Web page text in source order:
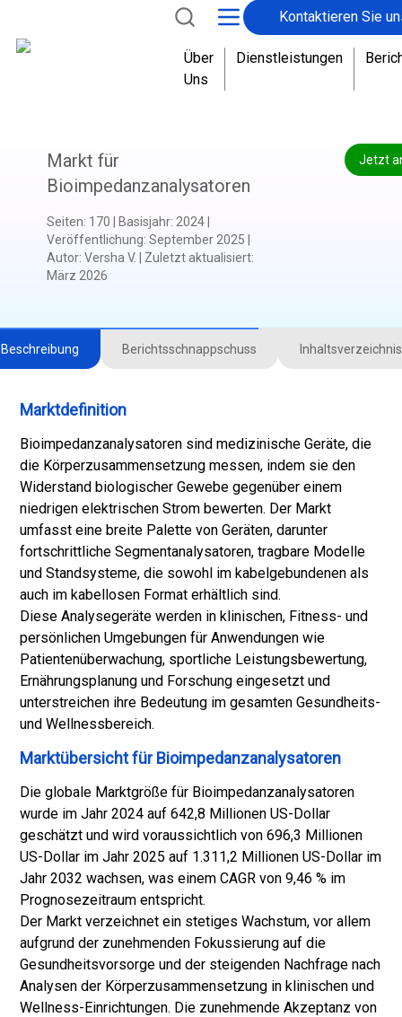
Kontaktieren Sie
Über
Uns
Dienstleistungen
Jetzt
Markt für
Bioimpedanzanalysatoren
Seiten: 170 Basisjahr: 2024
Veröffentlichung: September 2025
Autor: Versha V. Zuletzt aktualisiert:
März 2026
Beschreibung Berichtsschnappschuss Inhaltsverzeichnis
Marktdefinition
Bioimpedanzanalysatoren sind medizinische Geräte, die
die Körperzusammensetzung messen, indem sie den
Widerstand biologischer Gewebe gegenüber einem
niedrigen elektrischen Strom bewerten. Der Markt
umfasst eine breite Palette von Geräten, darunter
fortschrittliche Segmentanalysatoren, tragbare Modelle
und Standsysteme, die sowohl im kabelgebundenen als
auch im kabellosen Format erhältlich sind.
Diese Analysegeräte werden in klinischen, Fitness- und
persönlichen Umgebungen für Anwendungen wie
Patientenüberwachung, sportliche Leistungsbewertung,
Ernährungsplanung und Forschung eingesetzt und
unterstreichen ihre Bedeutung im gesamten Gesundheits-
und Wellnessbereich.
Marktübersicht für Bioimpedanzanalysatoren
Die globale Marktgröße für Bioimpedanzanalysatoren
wurde im Jahr 2024 auf 642,8 Millionen US-Dollar
geschätzt und wird voraussichtlich von 696,3 Millionen
US-Dollar im Jahr 2025 auf 1.311,2 Millionen US-Dollar im
Jahr 2032 wachsen, was einem CAGR von 9,46 % im
Prognosezeitraum entspricht.
Der Markt verzeichnet ein stetiges Wachstum, vor allem
aufgrund der zunehmenden Fokussierung auf die
Gesundheitsvorsorge und der steigenden Nachfrage nach
Analysen der Körperzusammensetzung in klinischen und
Wellness-Einrichtungen. Die zunehmende Akzeptanz von